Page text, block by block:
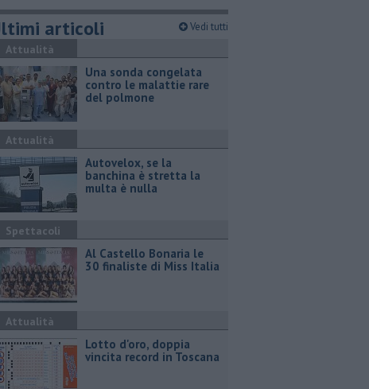
articoli Vedi tutti
Attualità
Una sonda congelata
contro le malattie rare
del polmone
Attualità
Autovelox, se la
banchina è stretta la
multa è nulla
Spettacoli
Al Castello Bonaria le
30 finaliste di Miss Italia
Attualità
Lotto d'oro, doppia
vincita record in Toscana